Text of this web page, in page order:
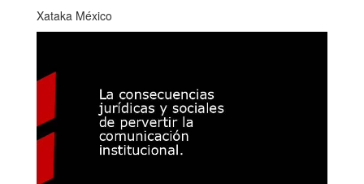
Xataka México